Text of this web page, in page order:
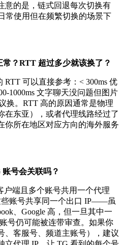
意的是，链式回退每次切换有
常使用但在频繁切换的场景下
？RTT 超过多少就该换了？
可以直接参考：< 300ms 优
1000ms 文字聊天没问题但图片
换。RTT 高的原因通常是物理
在东亚），或者代理线路经过了
你所在地区对应方向的海外服务
号会关联吗？
端且多个账号共用一个代理
些账号共享同一个出口 IP——虽
、Google 高，但一旦其中一
号仍可能被连带审查。如果你
、客服号、频道主账号），建议